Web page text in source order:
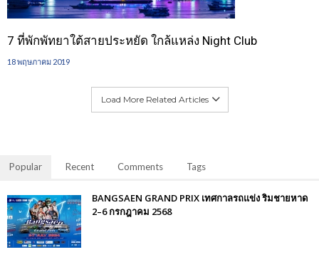
7 ที่พักพัทยาใต้สายประหยัด ใกล้แหล่ง Night Club
18 พฤษภาคม 2019
Load More Related Articles
Popular Recent Comments Tags
BANGSAEN GRAND PRIX เทศกาลรถแข่ง ริมชายหาด
2–6 กรกฎาคม 2568